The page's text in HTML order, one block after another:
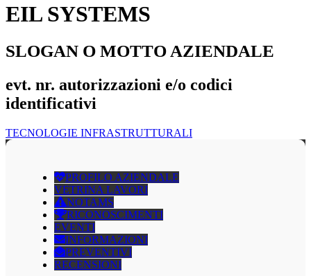
EIL SYSTEMS
SLOGAN O MOTTO AZIENDALE
evt. nr. autorizzazioni e/o codici
identificativi
TECNOLOGIE INFRASTRUTTURALI
PROFILO AZIENDALE
VETRINA LAVORI
NOTAMS
RICONOSCIMENTI
EVENTI
INFORMAZIONI
PREVENTIVI
RECENSIONI